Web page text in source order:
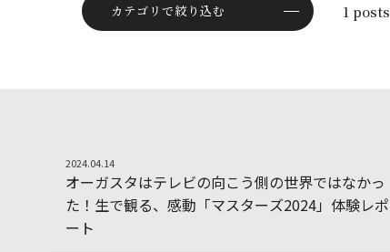
カテゴリで絞り込む 1 posts
2024.04.142024.04.14
オーガスタはテレビの向こ う側の世界ではなかっ
た ！ 生で観る、 感動 「マスターズ2024」 体験レポ
ー ト